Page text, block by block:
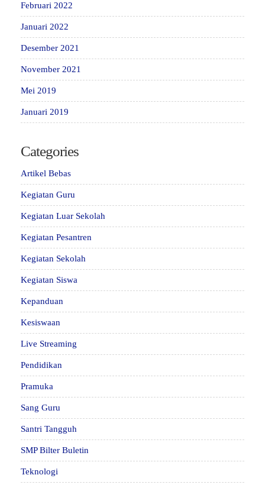
Februari 2022
Januari 2022
Desember 2021
November 2021
Mei 2019
Januari 2019
Categories
Artikel Bebas
Kegiatan Guru
Kegiatan Luar Sekolah
Kegiatan Pesantren
Kegiatan Sekolah
Kegiatan Siswa
Kepanduan
Kesiswaan
Live Streaming
Pendidikan
Pramuka
Sang Guru
Santri Tangguh
SMP Bilter Buletin
Teknologi